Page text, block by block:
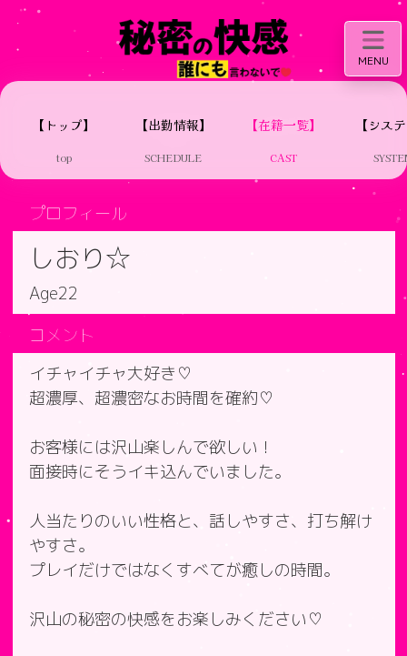
【トップ】
top
【出勤情報】
SCHEDULE
【在籍一覧】
CAST
【シス
MENU
プロフィール
しおり☆
Age22
コメント
イチャイチャ大好き♡
超濃厚、超濃密なお時間を確約♡
お客様には沢山楽しんで欲しい！
面接時にそうイキ込んでいました。
人当たりのいい性格と、話しやすさ、打ち解け
やすさ。
プレイだけではなくすべてが癒しの時間。
沢山の秘密の快感をお楽しみください♡